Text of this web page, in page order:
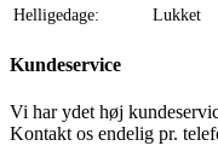
Helligedage:
Lukket
Kundeservice
Vi har ydet høj
Kontakt os endelig pr.